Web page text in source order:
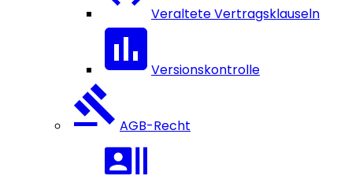
Veraltete Vertragsklauseln
Versionskontrolle
AGB-Recht